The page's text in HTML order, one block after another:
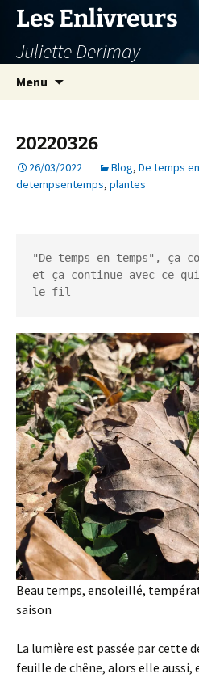
Aller
contenu
Les Enlivreurs
Juliette Derimay
Menu
20220326
26/03/2022 Blog, De temps
detempsentemps, plantes
"De temps en temps", ça
et ça continue avec ce
le fil
Beau temps, ensoleillé,
saison
La lumière est passée par cette
feuille de chêne, alors elle aussi,